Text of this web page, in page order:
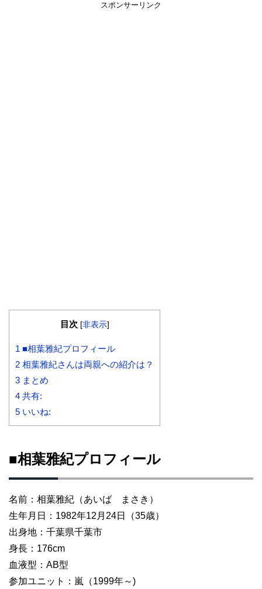
スポンサーリンク
目次 [非表示]
1 ■相葉雅紀プロフィール
2 相葉雅紀さんは両親への紹介は？
3 まとめ
4 共有:
5 いいね:
■相葉雅紀プロフィール
名前：相葉雅紀（あいば まさき）
生年月日：1982年12月24日（35歳）
出身地：千葉県千葉市
身長：176cm
血液型：AB型
参加ユニット：嵐（1999年～)